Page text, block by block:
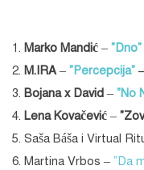
Marko Mandić – “Dno”
M.IRA– “Percepcija”
Bojana x David – “No
Lena Kovačević –
Saša Báša i Virtual
Martina Vrbos – “Da